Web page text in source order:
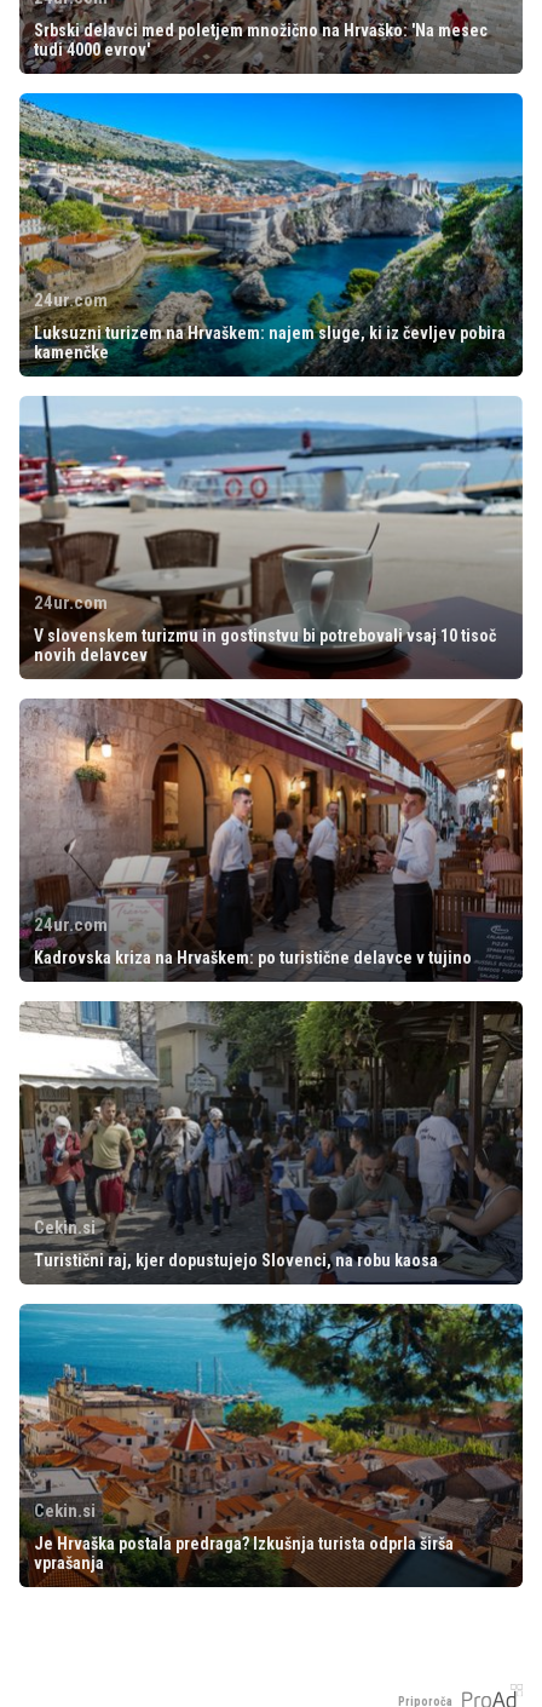
Srbski delavci med poletjem množično na Hrvaško: 'Na mesec
tudi 4000 evrov'
24ur.com
Luksuzni turizem na Hrvaškem: najem sluge, ki iz čevljev pobira
kamenčke
24ur.com
V slovenskem turizmu in gostinstvu bi potrebovali vsaj 10 tisoč
novih delavcev
24ur.com
Kadrovska kriza na Hrvaškem: po turistične delavce v tujino
Cekin.si
Turistični raj, kjer dopustujejo Slovenci, na robu kaosa
Cekin.si
Je Hrvaška postala predraga? Izkušnja turista odprla širša
vprašanja
Priporoča